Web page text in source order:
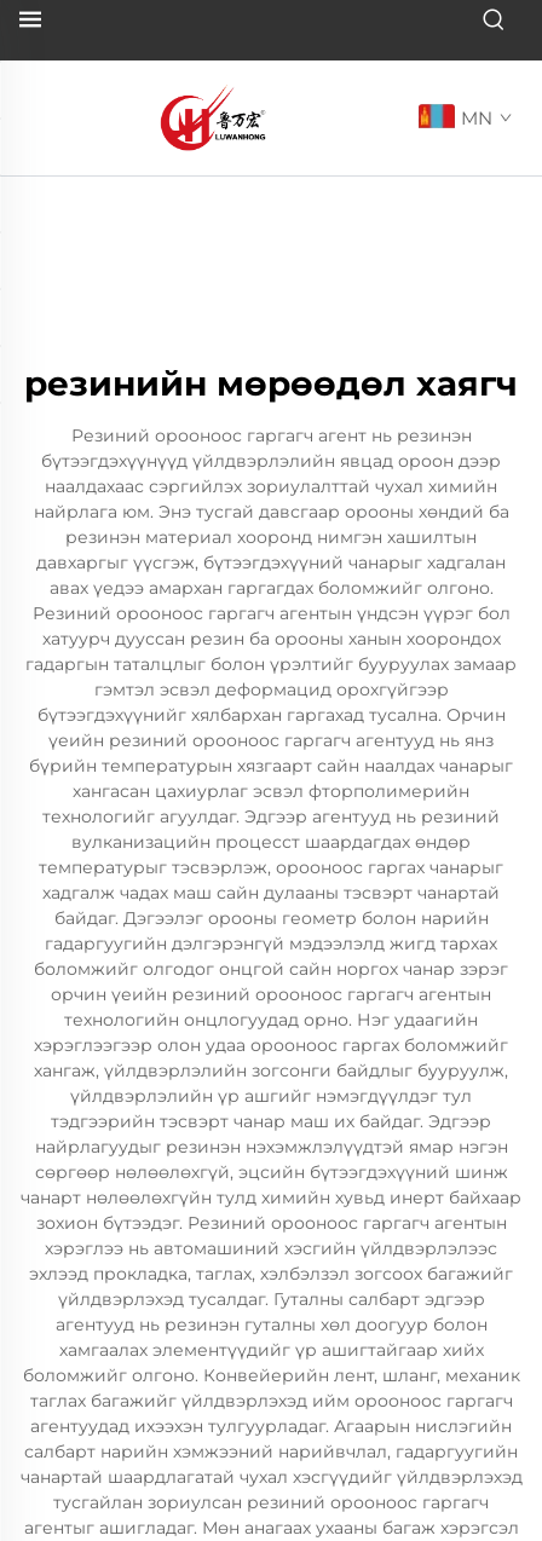
MN
резинийн мөрөөдөл хаягч
Резиний орооноос гаргагч агент нь резинэн
бүтээгдэхүүнүүд үйлдвэрлэлийн явцад ороон дээр
наалдахаас сэргийлэх зориулалттай чухал химийн
найрлага юм. Энэ тусгай давсгаар орооны хөндий ба
резинэн материал хооронд нимгэн хашилтын
давхаргыг үүсгэж, бүтээгдэхүүний чанарыг хадгалан
авах үедээ амархан гаргагдах боломжийг олгоно.
Резиний орооноос гаргагч агентын үндсэн үүрэг бол
хатуурч дууссан резин ба орооны ханын хоорондох
гадаргын таталцлыг болон үрэлтийг бууруулах замаар
гэмтэл эсвэл деформацид орохгүйгээр
бүтээгдэхүүнийг хялбархан гаргахад тусална. Орчин
үеийн резиний орооноос гаргагч агентууд нь янз
бүрийн температурын хязгаарт сайн наалдах чанарыг
хангасан цахиурлаг эсвэл фторполимерийн
технологийг агуулдаг. Эдгээр агентууд нь резиний
вулканизацийн процесст шаардагдах өндөр
температурыг тэсвэрлэж, орооноос гаргах чанарыг
хадгалж чадах маш сайн дулааны тэсвэрт чанартай
байдаг. Дэгээлэг орооны геометр болон нарийн
гадаргуугийн дэлгэрэнгүй мэдээлэлд жигд тархах
боломжийг олгодог онцгой сайн норгох чанар зэрэг
орчин үеийн резиний орооноос гаргагч агентын
технологийн онцлогуудад орно. Нэг удаагийн
хэрэглээгээр олон удаа орооноос гаргах боломжийг
хангаж, үйлдвэрлэлийн зогсонги байдлыг бууруулж,
үйлдвэрлэлийн үр ашгийг нэмэгдүүлдэг тул
тэдгээрийн тэсвэрт чанар маш их байдаг. Эдгээр
найрлагуудыг резинэн нэхэмжлэлүүдтэй ямар нэгэн
сөргөөр нөлөөлөхгүй, эцсийн бүтээгдэхүүний шинж
чанарт нөлөөлөхгүйн тулд химийн хувьд инерт байхаар
зохион бүтээдэг. Резиний орооноос гаргагч агентын
хэрэглээ нь автомашиний хэсгийн үйлдвэрлэлээс
эхлээд прокладка, таглах, хэлбэлзэл зогсоох багажийг
үйлдвэрлэхэд тусалдаг. Гуталны салбарт эдгээр
агентууд нь резинэн гуталны хөл доогуур болон
хамгаалах элементүүдийг үр ашигтайгаар хийх
боломжийг олгоно. Конвейерийн лент, шланг, механик
таглах багажийг үйлдвэрлэхэд ийм орооноос гаргагч
агентуудад ихээхэн тулгуурладаг. Агаарын нислэгийн
салбарт нарийн хэмжээний нарийвчлал, гадаргуугийн
чанартай шаардлагатай чухал хэсгүүдийг үйлдвэрлэхэд
тусгайлан зориулсан резиний орооноос гаргагч
агентыг ашигладаг. Мөн анагаах ухааны багаж хэрэгсэл